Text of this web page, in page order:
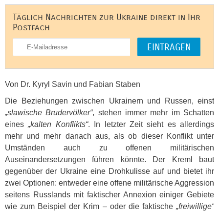
Täglich Nachrichten zur Ukraine direkt in Ihr
Postfach
Von Dr. Kyryl Savin und Fabian Staben
Die Beziehungen zwischen Ukrainern und Russen, einst
„slawische Brudervölker“, stehen immer mehr im Schatten
eines„kalten Konflikts“. In letzter Zeit sieht es allerdings
mehr und mehr danach aus, als ob dieser Konflikt unter
Umständen auch zu offenen militärischen
Auseinandersetzungen führen könnte. Der Kreml baut
gegenüber der Ukraine eine Drohkulisse auf und bietet ihr
zwei Optionen: entweder eine offene militärische Aggression
seitens Russlands mit faktischer Annexion einiger Gebiete
wie zum Beispiel der Krim – oder die faktische „freiwillige“